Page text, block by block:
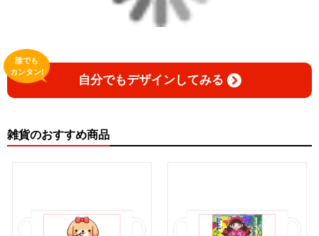
自分でもデザインしてみる
誰でも
カンタン!
雑貨のおすすめ商品